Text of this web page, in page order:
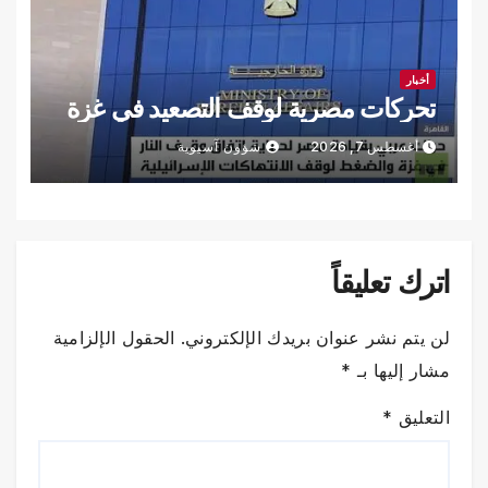
أخبار
تحركات مصرية لوقف التصعيد في غزة
أغسطس 7, 2026 شؤون آسيوية
اترك تعليقاً
لن يتم نشر عنوان بريدك الإلكتروني. الحقول الإلزامية
مشار إليها بـ *
التعليق *